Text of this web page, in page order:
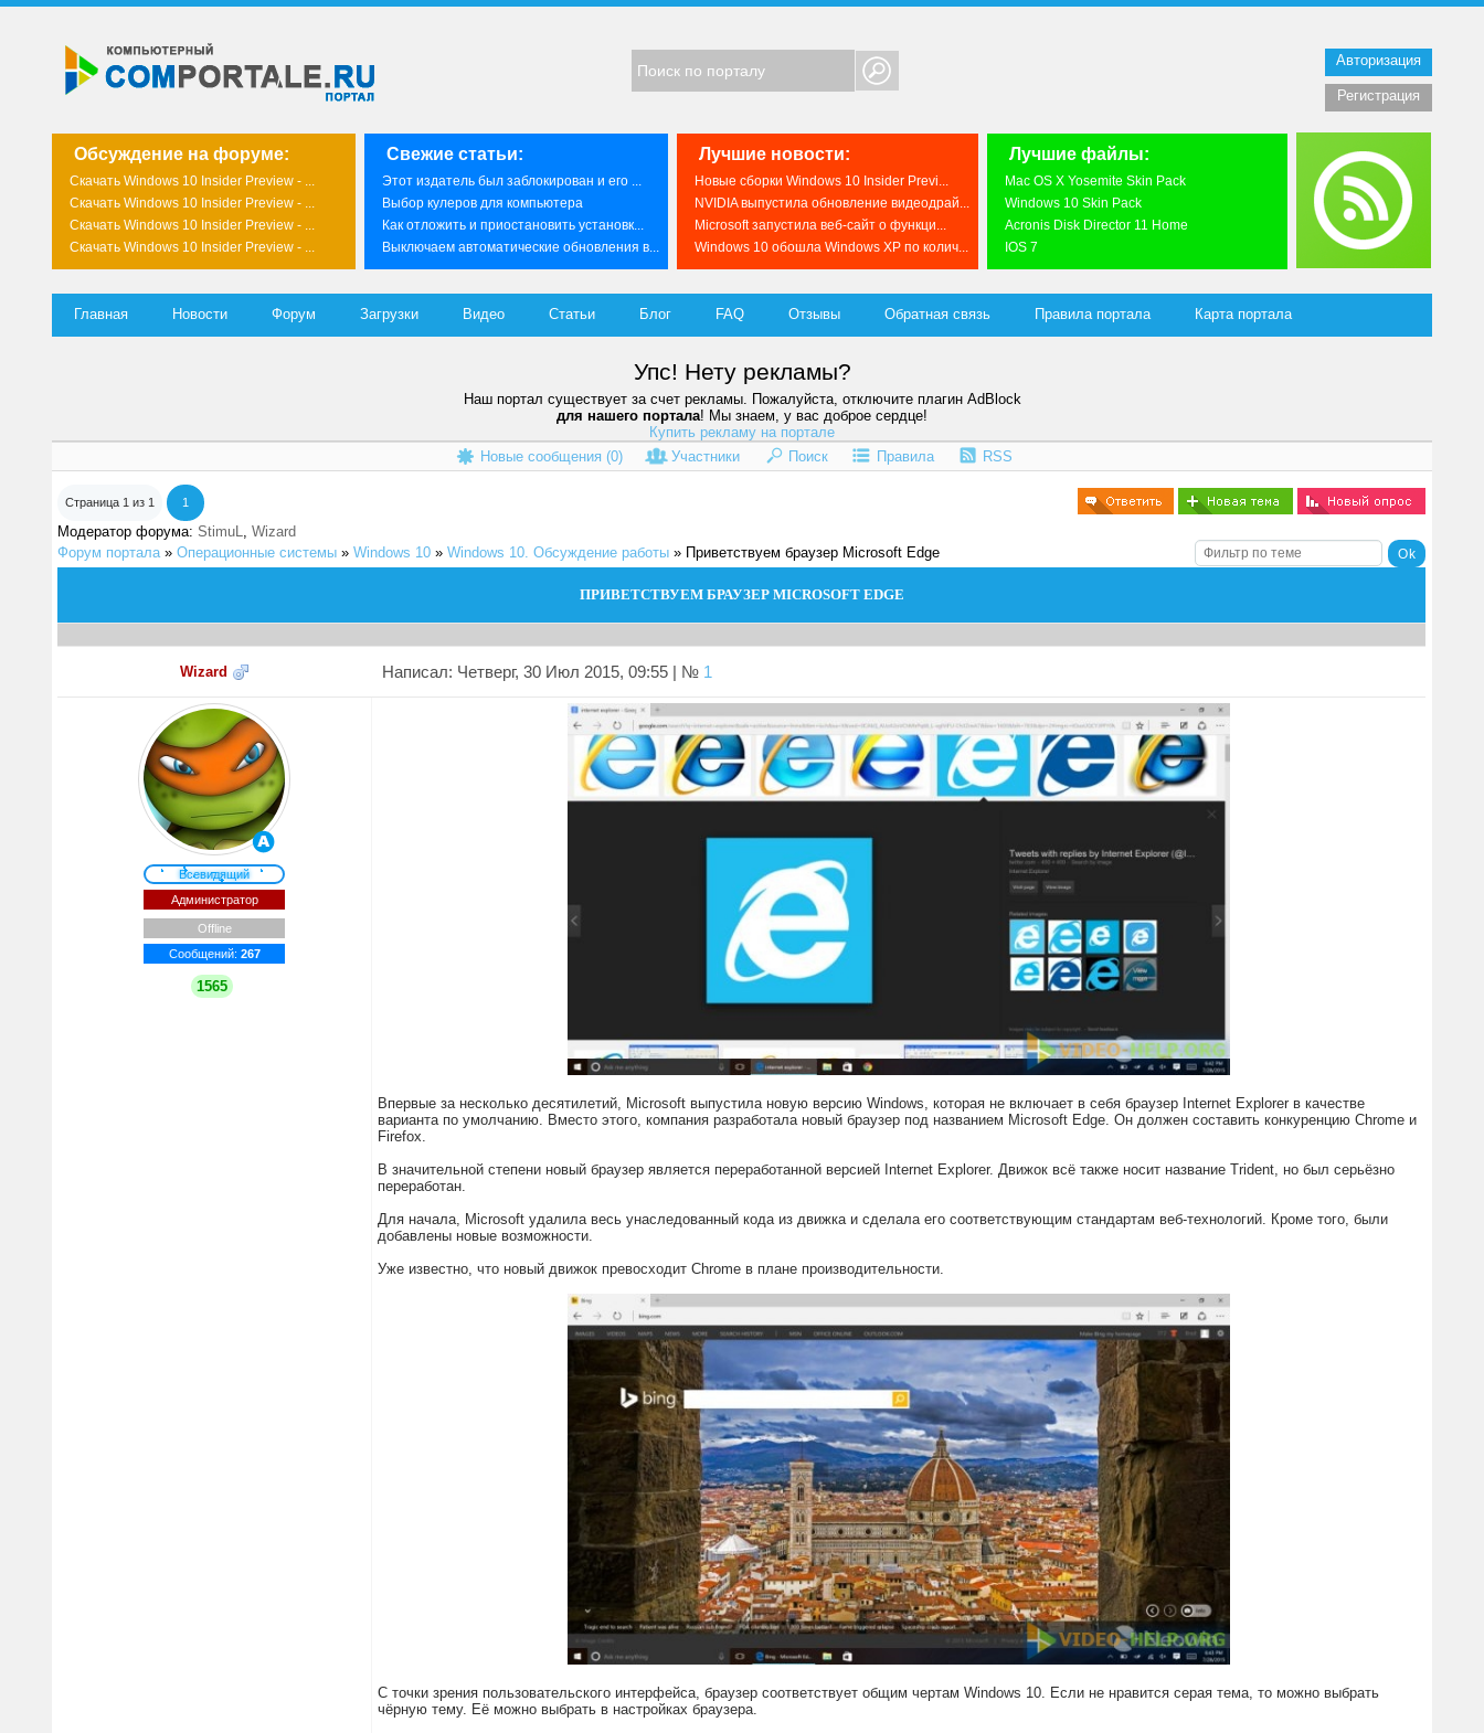
Авторизация
Регистрация
Обсуждение на форуме:
Скачать Windows 10 Insider Preview - ...
Скачать Windows 10 Insider Preview - ...
Скачать Windows 10 Insider Preview - ...
Скачать Windows 10 Insider Preview - ...
Свежие статьи:
Этот издатель был заблокирован и его ...
Выбор кулеров для компьютера
Как отложить и приостановить установк...
Выключаем автоматические обновления в...
Лучшие новости:
Новые сборки Windows 10 Insider Previ...
NVIDIA выпустила обновление видеодрай...
Microsoft запустила веб-сайт о функци...
Windows 10 обошла Windows XP по колич...
Лучшие файлы:
Mac OS X Yosemite Skin Pack
Windows 10 Skin Pack
Acronis Disk Director 11 Home
IOS 7
Главная Новости Форум Загрузки Видео Статьи Блог FAQ Отзывы Обратная связь Правила портала Карта портала
Упс! Нету рекламы?
Наш портал существует за счет рекламы. Пожалуйста, отключите плагин AdBlock
для нашего портала! Мы знаем, у вас доброе сердце!
Купить рекламу на портале
Новые сообщения (0) Участники Поиск Правила RSS
Страница 1 из 1 1
Модератор форума:StimuL,Wizard
Форум портала » Операционные системы » Windows 10 » Windows 10. Обсуждение работы » Приветствуем браузер Microsoft Edge
ПРИВЕТСТВУЕМ БРАУЗЕР MICROSOFT EDGE
Wizard Написал: Четверг, 30 Июл 2015, 09:55 | № 1
Всевидящий
Администратор
Offline
Сообщений: 267
1565
Впервые за несколько десятилетий, Microsoft выпустила новую версию Windows, которая не включает в себя браузер Internet Explorer в качестве
варианта по умолчанию. Вместо этого, компания разработала новый браузер под названием Microsoft Edge. Он должен составить конкуренцию Chrome и
Firefox.
В значительной степени новый браузер является переработанной версией Internet Explorer. Движок всё также носит название Trident, но был серьёзно
переработан.
Для начала, Microsoft удалила весь унаследованный кода из движка и сделала его соответствующим стандартам веб-технологий. Кроме того, были
добавлены новые возможности.
Уже известно, что новый движок превосходит Chrome в плане производительности.
С точки зрения пользовательского интерфейса, браузер соответствует общим чертам Windows 10. Если не нравится серая тема, то можно выбрать
чёрную тему. Её можно выбрать в настройках браузера.